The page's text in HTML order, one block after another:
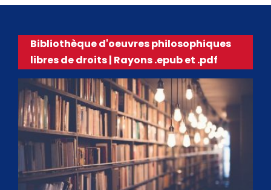
Bibliothèque d'oeuvres philosophiques
libres de droits | Rayons .epub et .pdf